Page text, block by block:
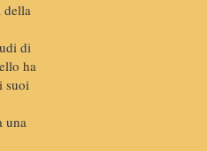
della
di
ha
suoi
una